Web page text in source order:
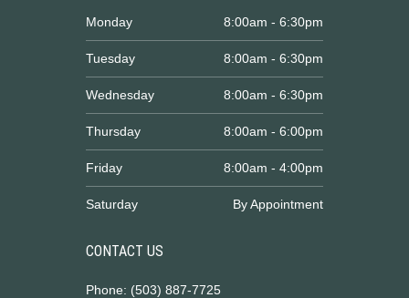
Monday 8:00am - 6:30pm
Tuesday 8:00am - 6:30pm
Wednesday 8:00am - 6:30pm
Thursday 8:00am - 6:00pm
Friday 8:00am - 4:00pm
Saturday By Appointment
CONTACT US
Phone: (503) 887-7725